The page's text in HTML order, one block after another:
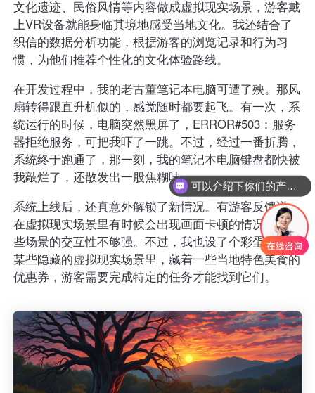
文化遗迹、民俗风情等内容做成虚拟现实场景，游客戴
上VR设备就能身临其境地感受当地文化。我还结合了
织信的数据分析功能，根据游客的浏览记录和行为习
惯，为他们推荐个性化的文化体验路线。
在开发过程中，我的老古董笔记本电脑可遭了殃。那风
扇转得跟直升机似的，感觉随时都要起飞。有一次，系
统运行的时候，电脑突然黑屏了，ERROR#503：服务
器拒绝服务，可把我吓了一跳。不过，经过一番折腾，
系统终于跑通了，那一刻，我的笔记本电脑键盘都快被
我敲烂了，还散发出一股焦糊味。
系统上线后，还真意外解锁了新情况。有游客反馈说，
在虚拟现实场景里有时候会出现画面卡顿的情况，还有
些场景的交互性不够强。不过，我也设了个彩蛋坑。在
某些隐藏的虚拟现实场景里，藏着一些当地特色美食的
优惠券，游客需要完成特定的任务才能找到它们。
可以介绍下你们的产品么